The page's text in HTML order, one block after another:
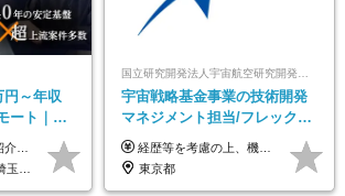
～年収
ート｜
ード＆自
/ 信販システムの再構築 55歳 / PM / 910万円 / 製造業向け基盤構築開発
佐賀県_長崎県_大分県_宮崎県_鹿児島県_沖縄県
宇宙戦略基金事業の技術開発
マネジメント担当/フレックス
制/リモート活用/異業種出身者
歓迎/国家プロジェクト
経歴等を考慮の上、機構の規定により決定します。 ＜大学卒業後、正規社員として民間企業に3年勤務した場合＞ ・月給30万円以上 ・年収470万円以上 年収概算を試算する場合は以下をご確認ください。 https://www.jaxa.jp/about/employ/trial_j.html ■昇給年1回、賞与年2回 ■諸手当（住居手当、通勤手当他） ■退職金制度あり ※年収470万円～ ※超過勤務分は別途支給します。 ※6ヶ月の試用期間あり。その間の待遇・給与に差異はありません。
東京都